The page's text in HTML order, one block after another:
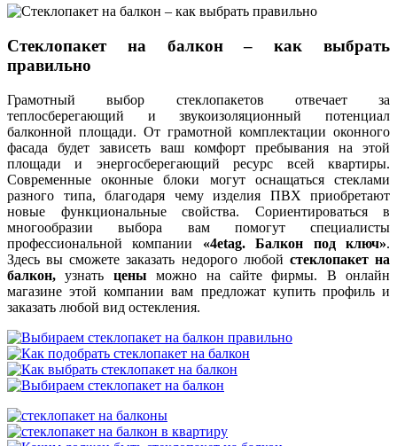
Стеклопакет на балкон – как выбрать
правильно
Грамотный выбор стеклопакетов отвечает за
теплосберегающий и звукоизоляционный потенциал
балконной площади. От грамотной комплектации оконного
фасада будет зависеть ваш комфорт пребывания на этой
площади и энергосберегающий ресурс всей квартиры.
Современные оконные блоки могут оснащаться стеклами
разного типа, благодаря чему изделия ПВХ приобретают
новые функциональные свойства. Сориентироваться в
многообразии выбора вам помогут специалисты
профессиональной компании «4etag. Балкон под ключ».
Здесь вы сможете заказать недорого любой стеклопакет на
балкон, узнать цены можно на сайте фирмы. В онлайн
магазине этой компании вам предложат купить профиль и
заказать любой вид остекления.